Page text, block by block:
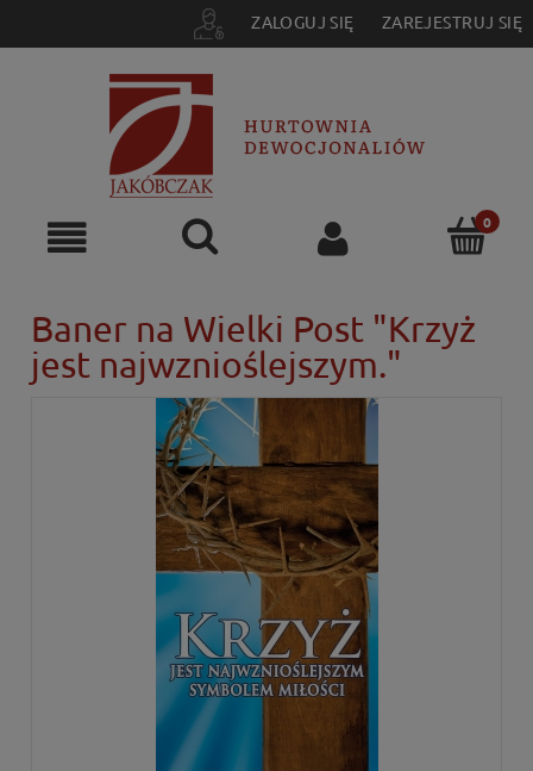
ZALOGUJ SIĘ ZAREJESTRUJ SIĘ
Baner na Wielki Post "Krzyż
jest najwznioślejszym."